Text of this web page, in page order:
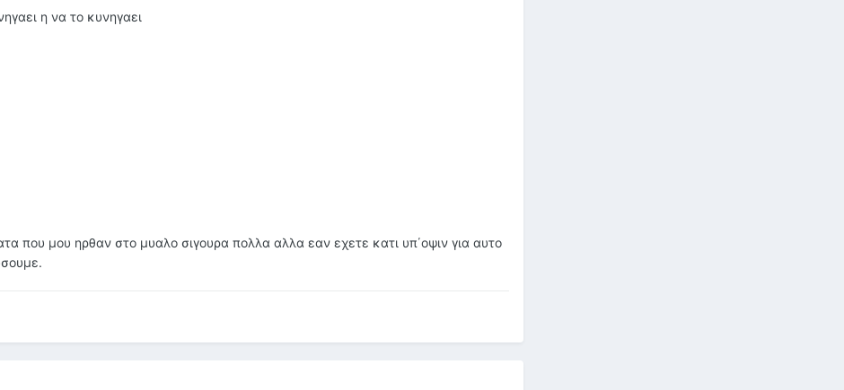
η να το κυνηγαει
που μου ηρθαν στο μυαλο σιγουρα πολλα αλλα εαν εχετε κατι υπ΄οψιν για αυτο